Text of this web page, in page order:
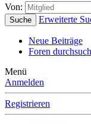
Von:
Suche Erweiterte
Neue Beiträge
Foren
Menü
Anmelden
Registrieren